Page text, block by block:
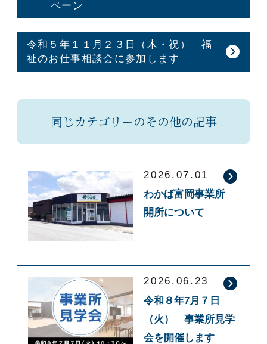
ペーン
令和５年１１月２３日（木・祝） 福
祉のお仕事相談会に参加します
同じカテゴリーのその他の記事
2026.07.01
わかば富岡事業所
開所について
2026.06.23
令和８年7月７日
（火） 事業所見学
会を開催します